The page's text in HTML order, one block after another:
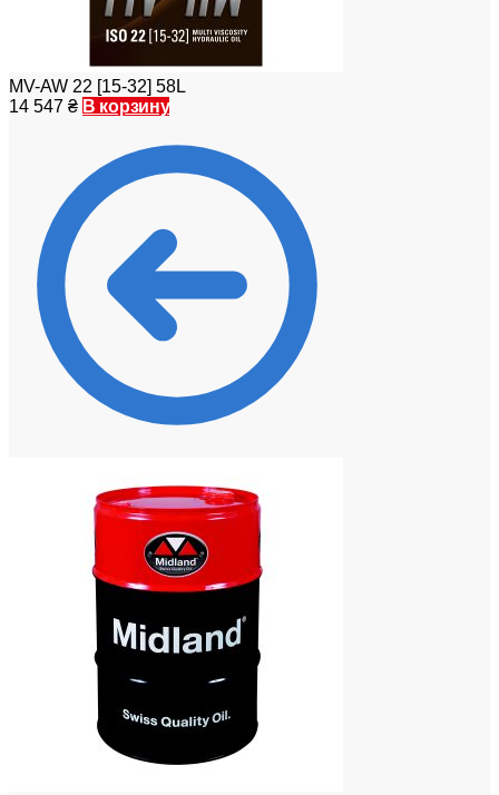
MV-AW 22 [15-32] 58L
14 547 ₴ В корзину